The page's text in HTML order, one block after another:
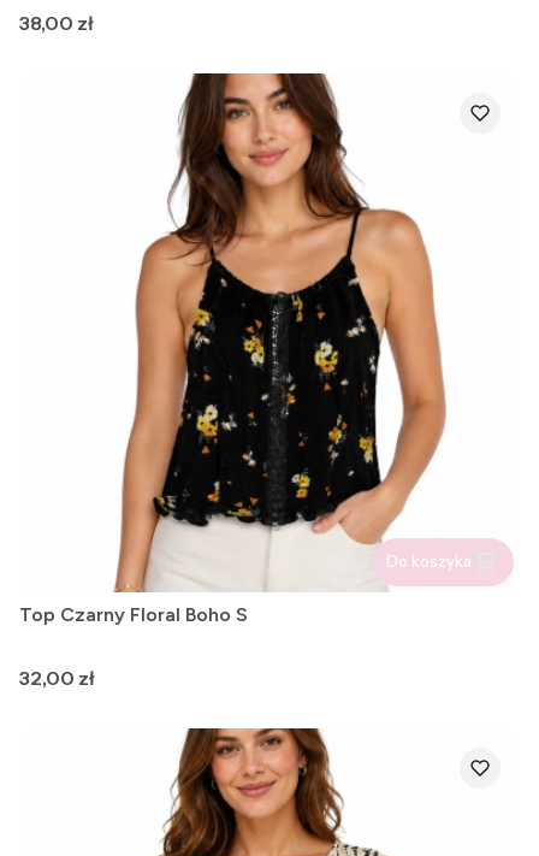
Cena
38,00 zł
Do koszyka
Top Czarny Floral Boho S
Cena
32,00 zł